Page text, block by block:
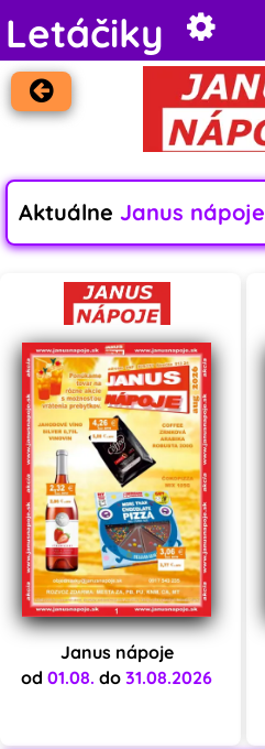
Letáčiky
Aktuálne Janus nápoje
Janus nápoje
od 01.08. do 31.08.2026